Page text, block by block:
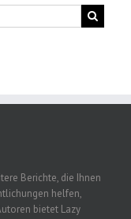
Berichte, die Ihnen
helfen,
bietet Lazy